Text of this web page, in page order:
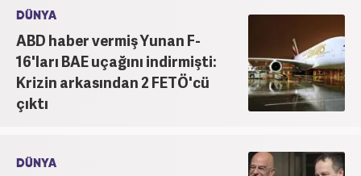
etmektedir.
DÜNYA
ABD haber vermiş Yunan F-
16'ları BAE uçağını indirmişti:
Krizin arkasından 2 FETÖ'cü
çıktı
DÜNYA